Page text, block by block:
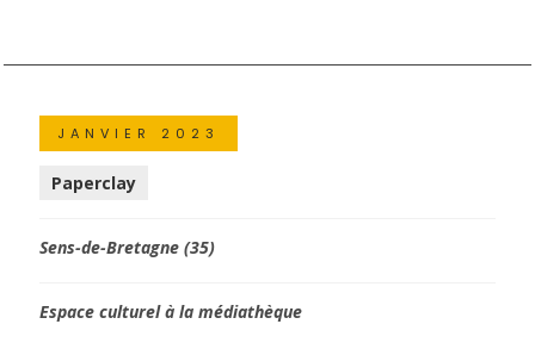
JANVIER 2023
Paperclay
Sens-de-Bretagne (35)
Espace culturel à la médiathèque